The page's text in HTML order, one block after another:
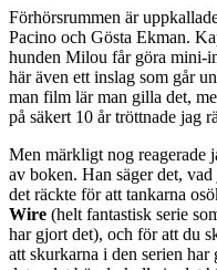
Förhörsrummen är
Pacino och Gösta Ekman.
hunden Milou får göra mini-
här även ett inslag som går
man film lär man gilla det,
på säkert 10 år tröttnade jag
Men märkligt nog reagerade
av boken. Han säger det,
det räckte för att tankarna
Wire (helt fantastisk serie
har gjort det), och för att du
att skurkarna i den serien